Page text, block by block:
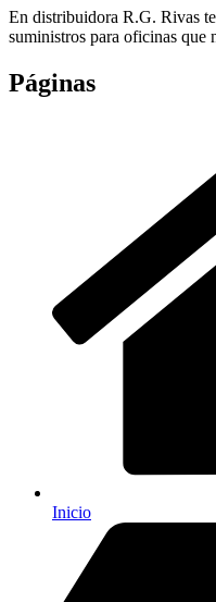
En distribuidora R.G. Rivas
suministros para oficinas que
Páginas
Inicio